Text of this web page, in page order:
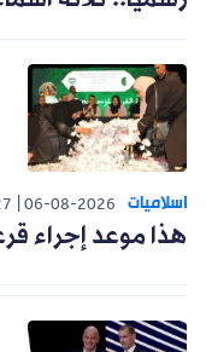
اسلاميات 06-08-2026
هذا موعد إجراء